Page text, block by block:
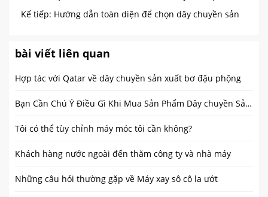
của bạn hoạt động trơn tru
Kế tiếp: Hướng dẫn toàn diện để chọn dây chuyền sản
bài viết liên quan
Hợp tác với Qatar về dây chuyền sản xuất bơ đậu phộng
Bạn Cần Chú Ý Điều Gì Khi Mua Sản Phẩm Dây chuyền Sản Xuất Bánh Mì Công Nghiệp?
Tôi có thể tùy chỉnh máy móc tôi cần không?
Khách hàng nước ngoài đến thăm công ty và nhà máy
Những câu hỏi thường gặp về Máy xay sô cô la ướt